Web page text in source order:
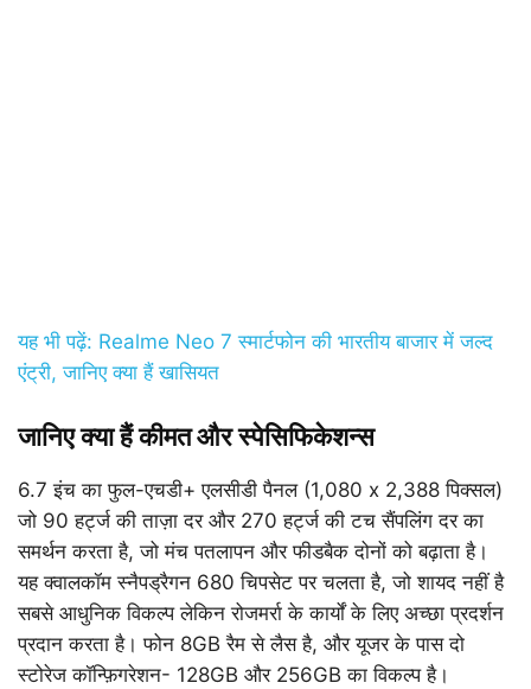
यह भी पढ़ें: Realme Neo 7 स्मार्टफोन की भारतीय बाजार में जल्द
एंट्री, जानिए क्या हैं खासियत
जानिए क्या हैं कीमत और स्पेसिफिकेशन्स
6.7 इंच का फुल-एचडी+ एलसीडी पैनल (1,080 x 2,388 पिक्सल)
जो 90 हर्ट्ज की ताज़ा दर और 270 हर्ट्ज की टच सैंपलिंग दर का
समर्थन करता है, जो मंच पतलापन और फीडबैक दोनों को बढ़ाता है।
यह क्वालकॉम स्नैपड्रैगन 680 चिपसेट पर चलता है, जो शायद नहीं है
सबसे आधुनिक विकल्प लेकिन रोजमर्रा के कार्यों के लिए अच्छा प्रदर्शन
प्रदान करता है। फोन 8GB रैम से लैस है, और यूजर के पास दो
स्टोरेज कॉन्फ़िगरेशन- 128GB और 256GB का विकल्प है।